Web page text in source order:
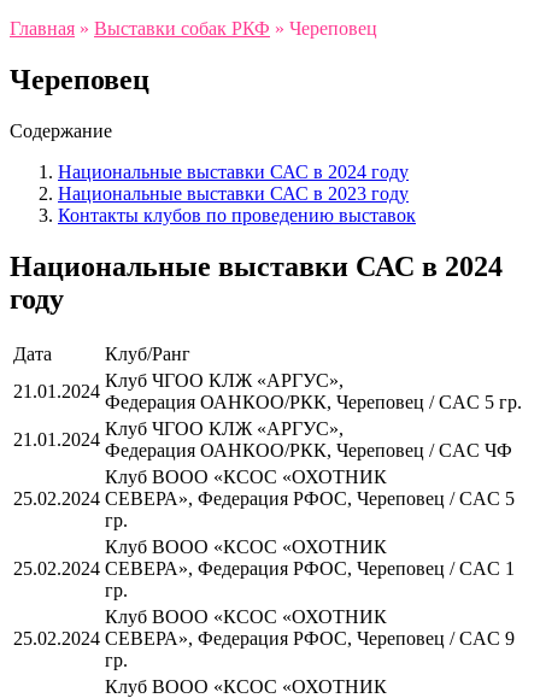
Главная » Выставки собак РКФ » Череповец
Череповец
Содержание
Национальные выставки САС в 2024 году
Национальные выставки САС в 2023 году
Контакты клубов по проведению выставок
Национальные выставки САС в 2024
году
Дата
Клуб/Ранг
21.01.2024
Клуб ЧГОО КЛЖ «АРГУС»,
Федерация ОАНКОО/РКК, Череповец / CAC 5 гр.
21.01.2024
Клуб ЧГОО КЛЖ «АРГУС»,
Федерация ОАНКОО/РКК, Череповец / CAC ЧФ
25.02.2024
Клуб ВООО «КСОС «ОХОТНИК
СЕВЕРА», Федерация РФОС, Череповец / CAC 5
гр.
25.02.2024
Клуб ВООО «КСОС «ОХОТНИК
СЕВЕРА», Федерация РФОС, Череповец / CAC 1
гр.
25.02.2024
Клуб ВООО «КСОС «ОХОТНИК
СЕВЕРА», Федерация РФОС, Череповец / CAC 9
гр.
Клуб ВООО «КСОС «ОХОТНИК